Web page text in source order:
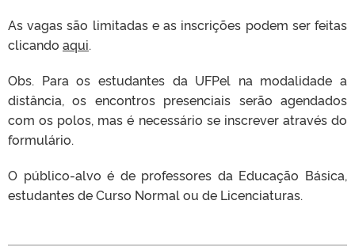
As vagas são limitadas e as inscrições podem ser feitas
clicando aqui.
Obs. Para os estudantes da UFPel na modalidade a
distância, os encontros presenciais serão agendados
com os polos, mas é necessário se inscrever através do
formulário.
O público-alvo é de professores da Educação Básica,
estudantes de Curso Normal ou de Licenciaturas.